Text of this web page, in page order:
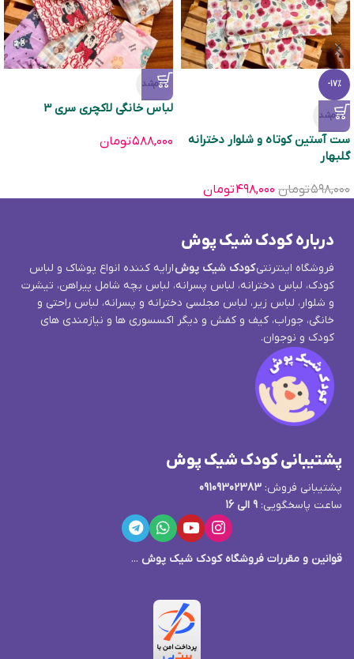
-17%
تمام‌شد
ست آستین کوتاه و شلوار دخترانه
گلبهار
۵۹۸,۰۰۰تومان ۴۹۸,۰۰۰تومان
تمام‌شد
لباس خانگی لاکچری سری 3
۵۸۸,۰۰۰تومان
درباره کودک شیک پوش
فروشگاه اینترنتیکودک شیک پوشارایه کننده انواع پوشاک و لباس
کودک، لباس دخترانه، لباس پسرانه، لباس بچه شامل پیراهن، تیشرت
و شلوار، لباس زیر، لباس مجلسی دخترانه و پسرانه، لباس راحتی و
خانگی، جوراب، کیف و کفش و دیگر اکسسوری ها و نیازمندی های
کودک و نوجوان.
پشتیبانی کودک شیک پوش
پشتیبانی فروش: 09109302383
ساعت پاسخگویی: 9 الی 16
قوانین و مقررات فروشگاه کودک شیک پوش ...